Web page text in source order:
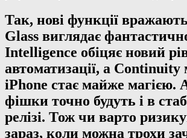
Так, нові функції
Glass виглядає
Intelligence обіцяє новий
автоматизації, а Continuity
iPhone стає майже магією.
фішки точно будуть і в
релізі. Тож чи варто
зараз, коли можна трохи